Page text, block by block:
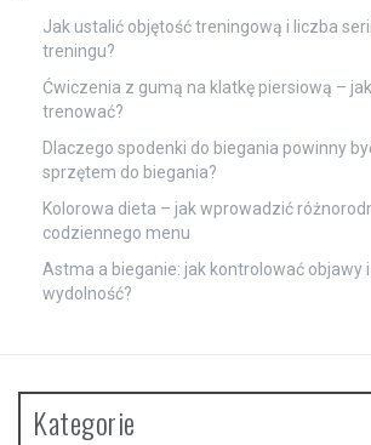
Jak ustalić objętość treningową i liczba
treningu?
Ćwiczenia z gumą na klatkę piersiową –
trenować?
Dlaczego spodenki do biegania powinny
sprzętem do biegania?
Kolorowa dieta – jak wprowadzić
codziennego menu
Astma a bieganie: jak kontrolować objawy
wydolność?
Kategorie